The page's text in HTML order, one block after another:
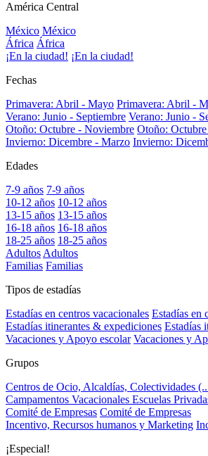
América Central
México México
África África
¡En la ciudad! ¡En la ciudad!
Fechas
Primavera: Abril - Mayo Primavera: Abril -
Verano: Junio - Septiembre Verano: Junio -
Otoño: Octubre - Noviembre Otoño:
Invierno: Dicembre - Marzo Invierno:
Edades
7-9 años 7-9 años
10-12 años 10-12 años
13-15 años 13-15 años
16-18 años 16-18 años
18-25 años 18-25 años
AdultosAdultos
Familias Familias
Tipos de estadías
Estadías en centros vacacionales Estadías en
Estadías itinerantes & expediciones Estadías
Vacaciones y Apoyo escolar Vacaciones y
Grupos
Centros de Ocio, Alcaldías, Colectividades
Campamentos Vacacionales Escuelas
Comité de Empresas Comité de Empresas
Incentivo, Recursos humanos y Marketing
¡Especial!